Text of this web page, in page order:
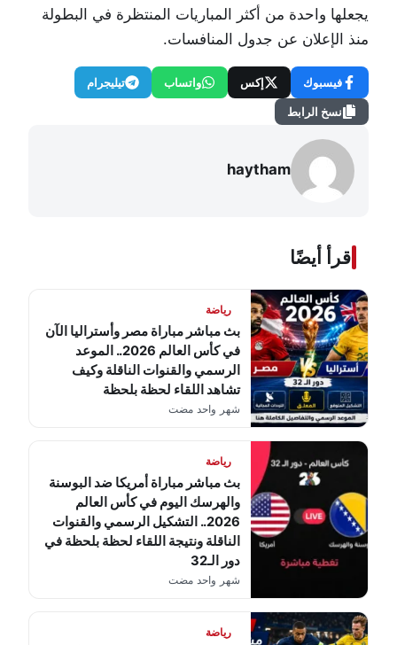
يجعلها واحدة من أكثر المباريات المنتظرة في البطولة
منذ الإعلان عن جدول المنافسات.
فيسبوك إكس واتساب تيليجرام
نسخ الرابط
haytham
اقرأ أيضًا
رياضة
بث مباشر مباراة مصر وأستراليا الآن
في كأس العالم 2026.. الموعد
الرسمي والقنوات الناقلة وكيف
تشاهد اللقاء لحظة بلحظة
شهر واحد مضت
رياضة
بث مباشر مباراة أمريكا ضد البوسنة
والهرسك اليوم في كأس العالم
2026.. التشكيل الرسمي والقنوات
الناقلة ونتيجة اللقاء لحظة بلحظة في
دور الـ32
شهر واحد مضت
رياضة